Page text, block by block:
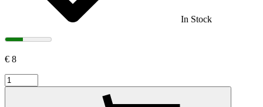
In Stock
€ 8